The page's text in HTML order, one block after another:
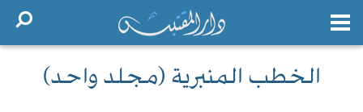
الخطب المنبرية (مجلد واحد)